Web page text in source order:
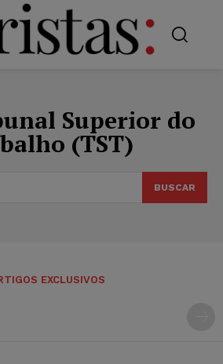
Superior do
(TST)
BUSCAR
EXCLUSIVOS